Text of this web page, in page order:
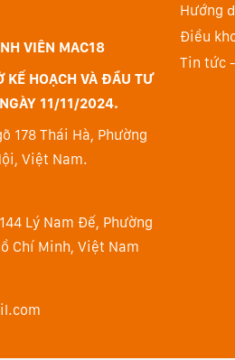
ngăn hiện tượng tạo dải từ một
ngoài trời hoặc với ánh sáng
Speed Boost — Không bỏ lỡ
được cung cấp bởi cảm biến,
được cấu hình để bắt đầu ghi
trong khoảng 0,05-1,0 giây.
VIÊN MAC18
HOẠCH VÀ ĐẦU TƯ
11/11/2024.
178 Thái Hà, Phường
Việt Nam.
144 Lý Nam Đế, Phường
Chí Minh, Việt Nam
Hướng
Điều
Tin tức